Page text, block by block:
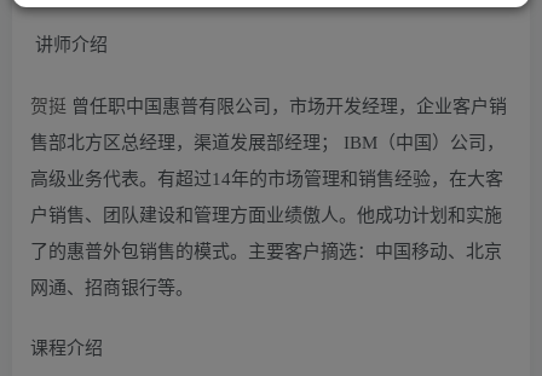
讲师介绍
贺挺 曾任职中国惠普有限公司，市场开发经理，企业客户销
售部北方区总经理，渠道发展部经理； IBM（中国）公司，
高级业务代表。有超过14年的市场管理和销售经验，在大客
户销售、团队建设和管理方面业绩傲人。他成功计划和实施
了的惠普外包销售的模式。主要客户摘选：中国移动、北京
网通、招商银行等。
课程介绍